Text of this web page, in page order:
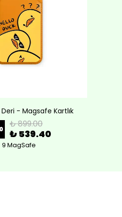
- Magsafe Kartlık
₺ 899.00
₺ 539.40
9 MagSafe